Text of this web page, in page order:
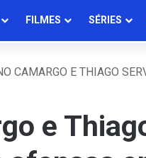
FILMES SÉRIES
CAMARGO E THIAGO
e